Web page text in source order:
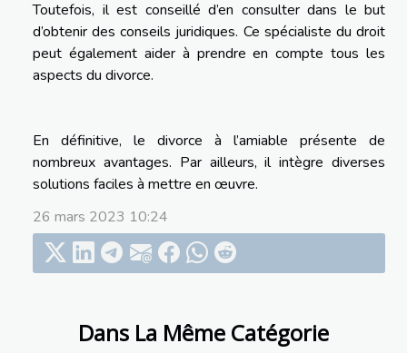
Dans La Même Catégorie
Toutefois, il est conseillé d’en consulter dans le but
d’obtenir des conseils juridiques. Ce spécialiste du droit
peut également aider à prendre en compte tous les
aspects du divorce.
En définitive, le divorce à l’amiable présente de
nombreux avantages. Par ailleurs, il intègre diverses
solutions faciles à mettre en œuvre.
26 mars 2023 10:24